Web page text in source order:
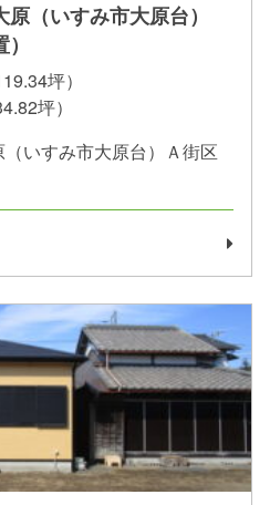
（いすみ市大原台）
坪）
坪）
いすみ市大原台）Ａ街区